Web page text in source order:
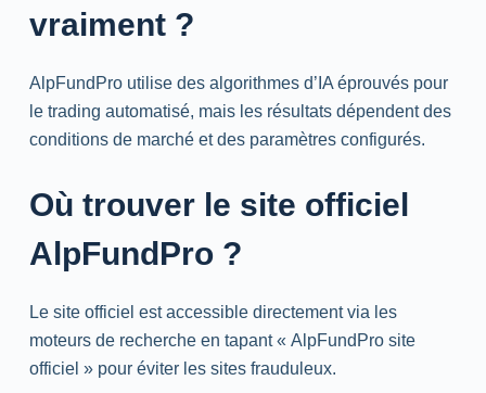
vraiment ?
AlpFundPro utilise des algorithmes d’IA éprouvés pour
le trading automatisé, mais les résultats dépendent des
conditions de marché et des paramètres configurés.
Où trouver le site officiel
AlpFundPro ?
Le site officiel est accessible directement via les
moteurs de recherche en tapant « AlpFundPro site
officiel » pour éviter les sites frauduleux.